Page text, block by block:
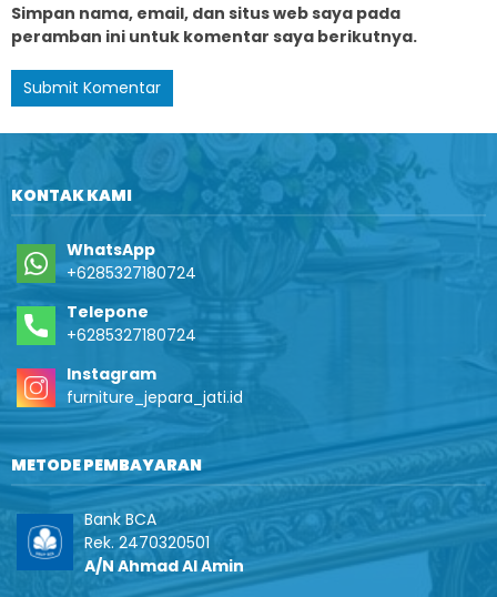
Simpan nama, email, dan situs web saya pada
peramban ini untuk komentar saya berikutnya.
KONTAK KAMI
WhatsApp
+6285327180724
Telepone
+6285327180724
Instagram
furniture_jepara_jati.id
METODE PEMBAYARAN
Bank BCA
Rek. 2470320501
A/N Ahmad Al Amin